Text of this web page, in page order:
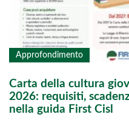
Approfondimento
Carta della cultura
2026: requisiti,
nella guida First Cisl